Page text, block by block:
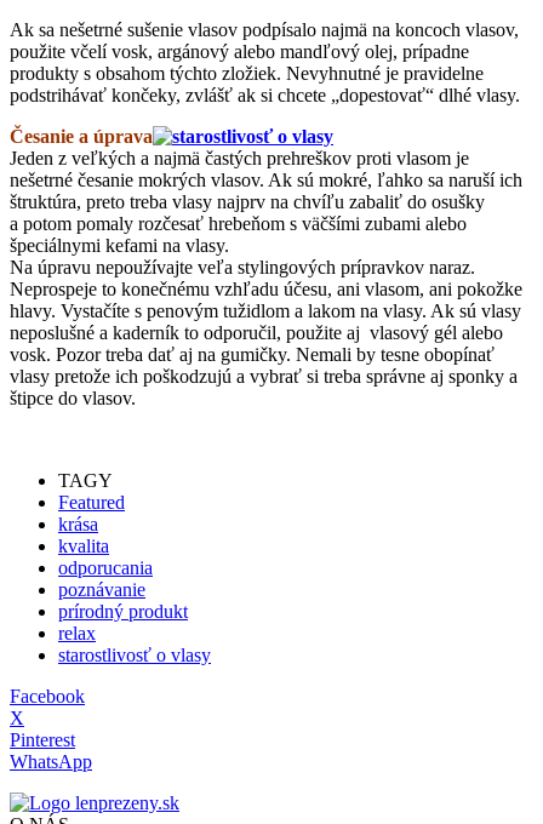
Ak sa nešetrné sušenie vlasov podpísalo najmä na koncoch vlasov,
použite včelí vosk, argánový alebo mandľový olej, prípadne
produkty s obsahom týchto zložiek. Nevyhnutné je pravidelne
podstrihávať končeky, zvlášť ak si chcete „dopestovať“ dlhé vlasy.
Česanie a úprava
Jeden z veľkých a najmä častých prehreškov proti vlasom je
nešetrné česanie mokrých vlasov. Ak sú mokré, ľahko sa naruší ich
štruktúra, preto treba vlasy najprv na chvíľu zabaliť do osušky
a potom pomaly rozčesať hrebeňom s väčšími zubami alebo
špeciálnymi kefami na vlasy.
Na úpravu nepoužívajte veľa stylingových prípravkov naraz.
Neprospeje to konečnému vzhľadu účesu, ani vlasom, ani pokožke
hlavy. Vystačíte s penovým tužidlom a lakom na vlasy. Ak sú vlasy
neposlušné a kaderník to odporučil, použite aj vlasový gél alebo
vosk. Pozor treba dať aj na gumičky. Nemali by tesne obopínať
vlasy pretože ich poškodzujú a vybrať si treba správne aj sponky a
štipce do vlasov.
TAGY
Featured
krása
kvalita
odporucania
poznávanie
prírodný produkt
relax
starostlivosť o vlasy
Facebook
X
Pinterest
WhatsApp